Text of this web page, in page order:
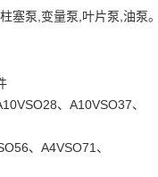
塞泵,变量泵,叶片泵,油泵。,
、A10VSO37、
、A4VSO71、